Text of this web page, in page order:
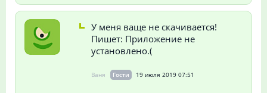
У меня ваще не скачивается!
Пишет: Приложение не
установлено.(
Ваня Гости 19 июля 2019 07:51